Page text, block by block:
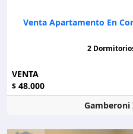
Venta Apartamento En
2
VENTA
$ 48.000